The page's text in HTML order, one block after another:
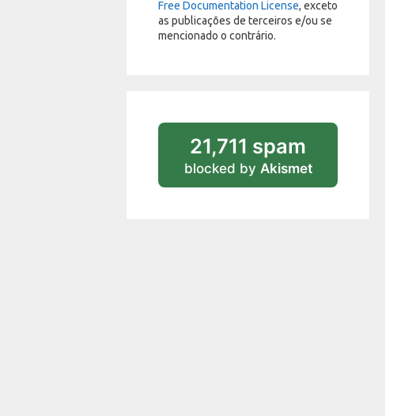
Free Documentation License, exceto
as publicações de terceiros e/ou se
mencionado o contrário.
21,711 spam
blocked by Akismet